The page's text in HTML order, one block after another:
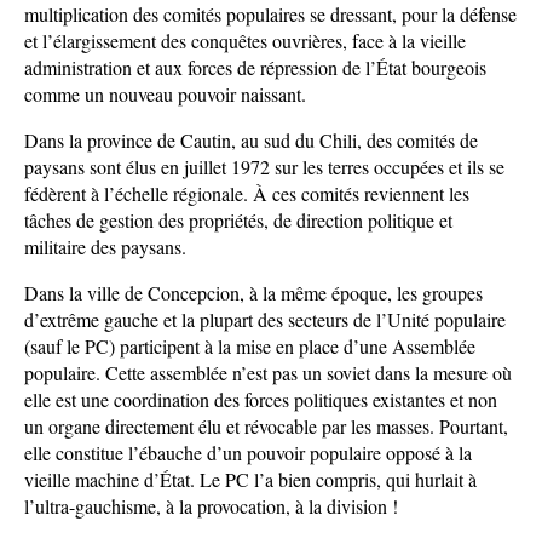
multiplication des comités populaires se dressant, pour la défense
et l’élargissement des conquêtes ouvrières, face à la vieille
administration et aux forces de répression de l’État bourgeois
comme un nouveau pouvoir naissant.
Dans la province de Cautin, au sud du Chili, des comités de
paysans sont élus en juillet 1972 sur les terres occupées et ils se
fédèrent à l’échelle régionale. À ces comités reviennent les
tâches de gestion des propriétés, de direction politique et
militaire des paysans.
Dans la ville de Concepcion, à la même époque, les groupes
d’extrême gauche et la plupart des secteurs de l’Unité populaire
(sauf le PC) participent à la mise en place d’une Assemblée
populaire. Cette assemblée n’est pas un soviet dans la mesure où
elle est une coordination des forces politiques existantes et non
un organe directement élu et révocable par les masses. Pourtant,
elle constitue l’ébauche d’un pouvoir populaire opposé à la
vieille machine d’État. Le PC l’a bien compris, qui hurlait à
l’ultra-gauchisme, à la provocation, à la division !